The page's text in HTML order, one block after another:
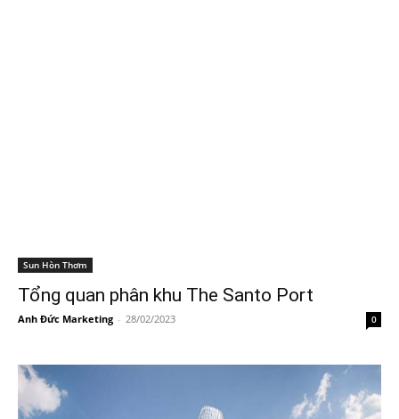
Sun Hòn Thơm
Tổng quan phân khu The Santo Port
Anh Đức Marketing - 28/02/2023 0